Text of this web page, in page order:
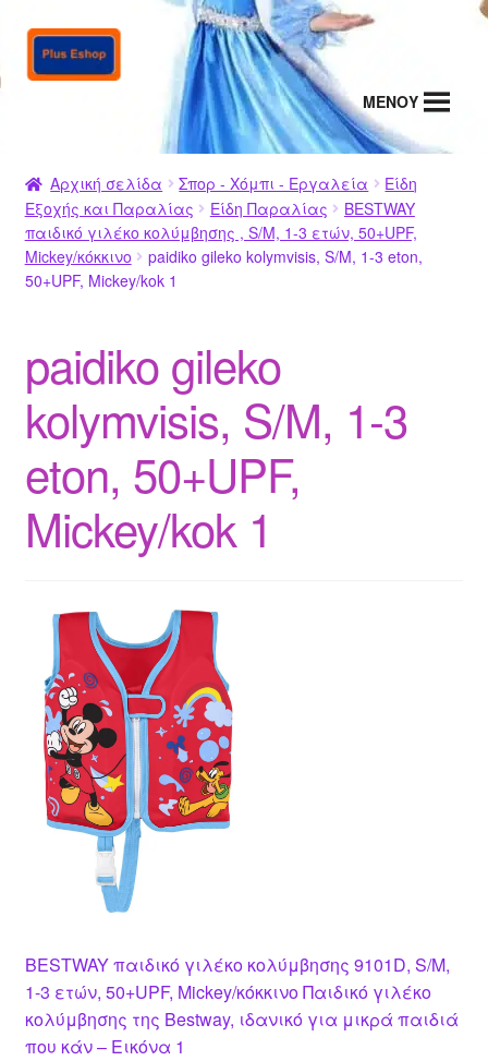
Απευθείας
μετάβαση
Μετάβαση
σε
MENΟΥ
Αρχική σελίδα Σπορ - Χόμπι - Εργαλεία
Είδη
Εξοχής και Παραλίας
Είδη Παραλίας
BESTWAY
παιδικό γιλέκο κολύμβησης , S/M, 1-3 ετών, 50+UPF,
Mickey/κόκκινο
paidiko gileko kolymvisis, S/M, 1-3 eton,
50+UPF, Mickey/kok 1
paidiko gileko
kolymvisis, S/M, 1-3
eton, 50+UPF,
Mickey/kok 1
BESTWAY παιδικό γιλέκο κολύμβησης 9101D, S/M,
1-3 ετών, 50+UPF, Mickey/κόκκινο Παιδικό γιλέκο
κολύμβησης της Bestway, ιδανικό για μικρά παιδιά
που κάν – Εικόνα 1